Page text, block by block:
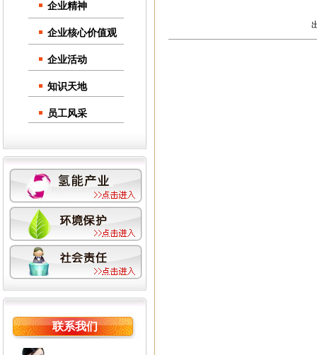
企业精神
企业核心价值观
企业活动
知识天地
员工风采
联系我们